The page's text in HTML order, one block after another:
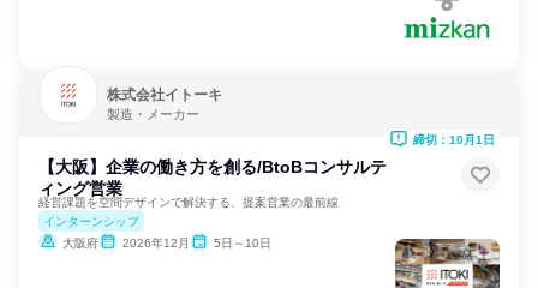
株式会社イトーキ
製造・メーカー
【大阪】企業の働き方を創る/BtoBコンサルテ
ィング営業
経営課題を空間デザインで解決する、提案営業の最前線
インターンシップ
大阪府
2026年12月 5日～10日
締切：10月1日